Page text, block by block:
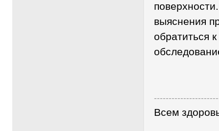
выяснения
обратиться
Всем